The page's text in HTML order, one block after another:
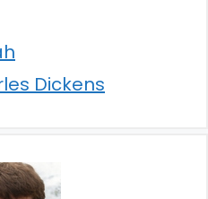
Dickens